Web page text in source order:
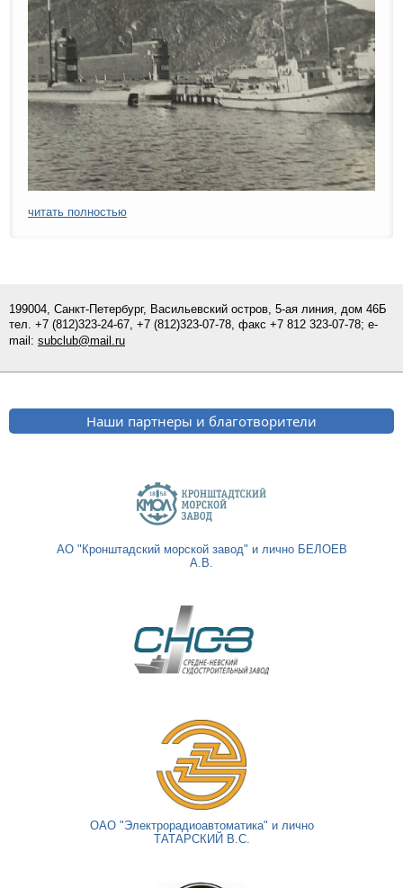
читать полностью
199004, Санкт-Петербург, Васильевский остров, 5-ая линия, дом 46Б
тел. +7 (812)323-24-67, +7 (812)323-07-78, факс +7 812 323-07-78; e-
mail: subclub@mail.ru
Наши партнеры и благотворители
АО "Кронштадский морской завод" и лично БЕЛОЕВ
А.В.
ОАО "Электрорадиоавтоматика" и лично
ТАТАРСКИЙ В.С.